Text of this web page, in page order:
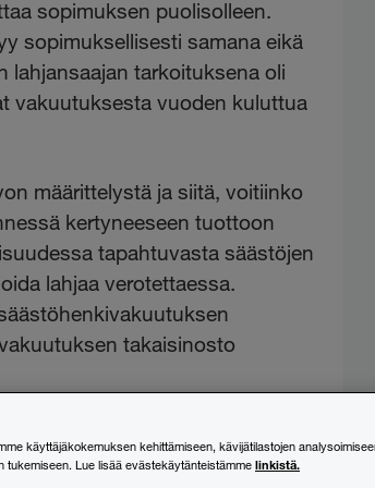
sopimuksen puolisolleen.
sopimuksellisesti samana eikä
lahjansaajan tarkoituksena oli
vakuutuksesta vuoden kuluttua
määrittelystä ja siitä, voitiinko
kertyneeseen tuottoon
tapahtuvasta säästöjen
lahjaa verotettaessa.
takaisinosto
käyttäjäkokemuksen kehittämiseen, kävijätilastojen
tukemiseen. Lue lisää evästekäytänteistämme linkistä.